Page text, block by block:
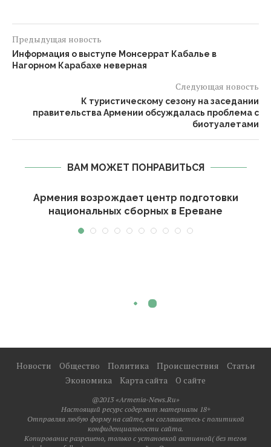
Предыдущая новость
Информация о выступе Монсеррат Кабалье в
Нагорном Карабахе неверная
Следующая новость
К туристическому сезону на заседании
правительства Армении обсуждалась проблема с
биотуалетами
ВАМ МОЖЕТ ПОНРАВИТЬСЯ
Армения возрождает центр подготовки
национальных сборных в Ереване
Новости Общество Политика Происшествия
Статьи
Экономика
Карта сайта О сайте
@2013 «Armenia-News.Ru»
Настоящий ресурс содержит материалы 18+
Отправляя любую форму на сайте, вы соглашаетесь с политикой
конфиденциальности сайта.
Копирование разрешено, только с установкой активной( без тегов